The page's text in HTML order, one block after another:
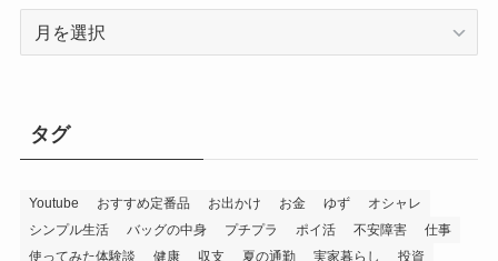
ブタグ
Youtube おすすめ定番品 お出かけ お金 ゆず
オシャレ
シンプル生活
バッグの中身 プチプラ ポイ活 不安障害
仕事
使ってみた体験談
健康 収支 夏の通勤 実家暮らし
投資